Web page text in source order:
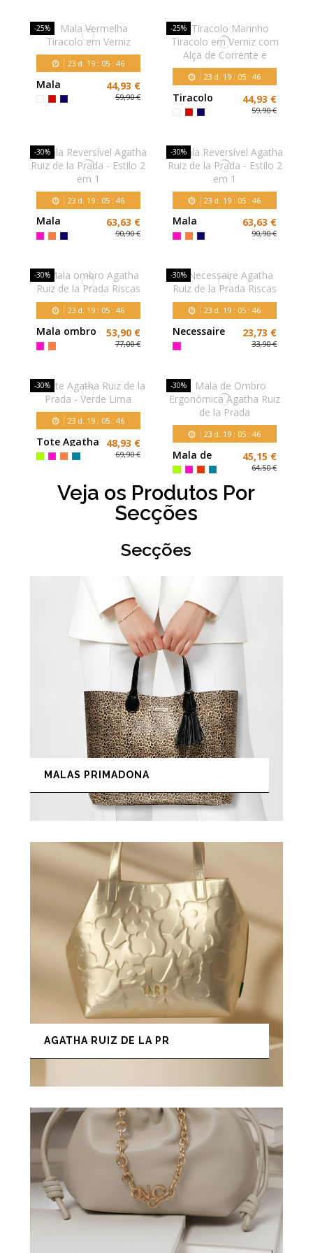
e Pendente
de Coração
-25%
23d. 19: 05: 45
Mala
Vermelha
Tiracolo em
44,93 €
59,90 €
-25%
23 d. 19 : 05 :45
Tiracolo
Marinho
Tiracolo em
Corrente e
44,93 €
59,90 €
-30%
23d. 19: 05: 45
Mala
Reversível
Agatha Ruiz
Estilo 2 em 1
63,63 €
90,90 €
-30%
23 d. 19 : 05 :45
Mala
Reversível
Agatha Ruiz
Estilo 2 em 1
63,63 €
90,90 €
-30%
23d. 19: 05: 45
Mala ombro
Agatha Ruiz
de la Prada
53,90 €
77,00 €
-30%
23 d. 19 : 05 :45
Necessaire
Agatha Ruiz
de la Prada
23,73 €
33,90 €
-30%
23d. 19: 05: 45
Tote Agatha
Ruiz de la
Prada -
48,93 €
69,90 €
-30%
23 d. 19 : 05 :45
Mala de
Ombro
Ergonómica
Agatha Ruiz
de la Prada
45,15 €
64,50 €
Veja os Produtos Por
Secções
Secções
MALAS PRIMADONA
AGATHA RUIZ DE LA PR